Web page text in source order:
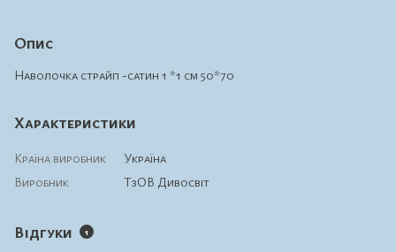
Опис
Наволочка страйп -сатин 1 *1 см 50*70
Характеристики
Країна виробник
Україна
Виробник
ТзОВ Дивосвіт
Відгуки 1